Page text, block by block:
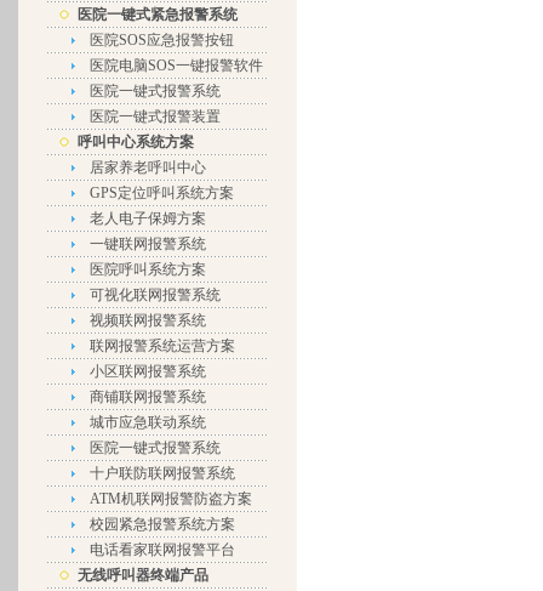
医院一键式紧急报警系统
医院SOS应急报警按钮
医院电脑SOS一键报警软件
医院一键式报警系统
医院一键式报警装置
呼叫中心系统方案
居家养老呼叫中心
GPS定位呼叫系统方案
老人电子保姆方案
一键联网报警系统
医院呼叫系统方案
可视化联网报警系统
视频联网报警系统
联网报警系统运营方案
小区联网报警系统
商铺联网报警系统
城市应急联动系统
医院一键式报警系统
十户联防联网报警系统
ATM机联网报警防盗方案
校园紧急报警系统方案
电话看家联网报警平台
无线呼叫器终端产品